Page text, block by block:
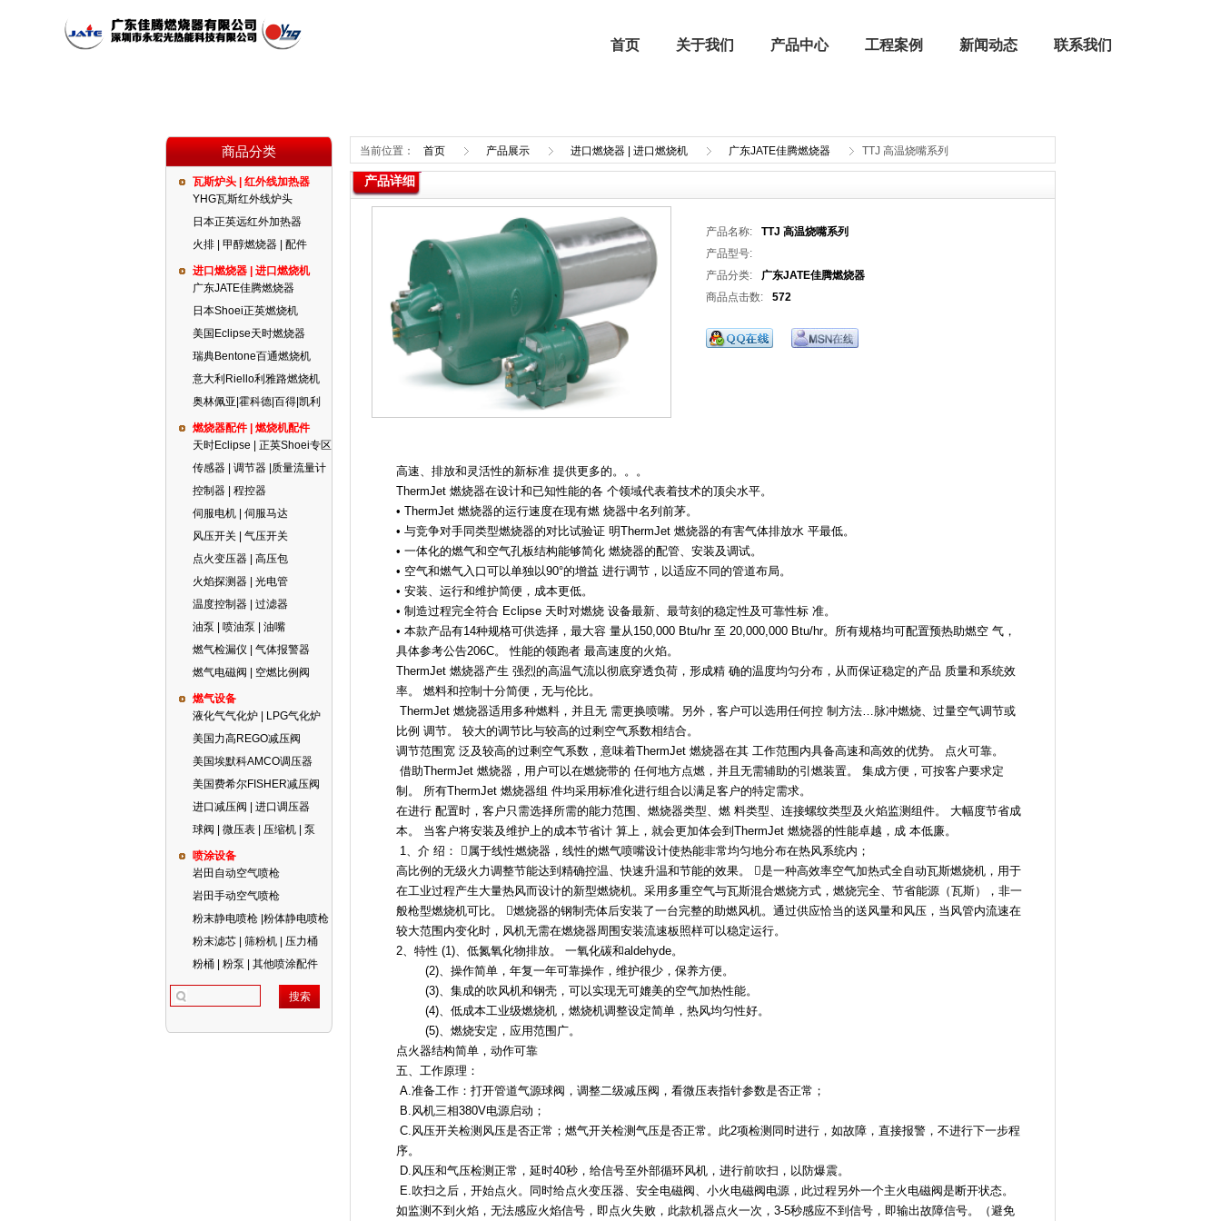
首页 关于我们
企业文化 公司荣誉
产品中心
瓦斯炉头 | 红外线加热器 进口燃烧器 | 进口燃烧机 燃烧器配件 | 燃烧机配件
喷涂设备
工程案例
强制气化器
新闻动态
行业新闻
联系我们
商品分类
瓦斯炉头 | 红外线加热器
YHG瓦斯红外线炉头
日本正英远红外加热器
火排 | 甲醇燃烧器 | 配件
进口燃烧器 | 进口燃烧机
广东JATE佳腾燃烧器
日本Shoei正英燃烧机
美国Eclipse天时燃烧器
瑞典Bentone百通燃烧机
意大利Riello利雅路燃烧机
奥林佩亚|霍科德|百得|凯利
燃烧器配件 | 燃烧机配件
天时Eclipse | 正英Shoei专区
传感器 | 调节器 |质量流量计
控制器 | 程控器
伺服电机 | 伺服马达
风压开关 | 气压开关
点火变压器 | 高压包
火焰探测器 | 光电管
温度控制器 | 过滤器
油泵 | 喷油泵 | 油嘴
燃气检漏仪 | 气体报警器
燃气电磁阀 | 空燃比例阀
燃气设备
液化气气化炉 | LPG气化炉
美国力高REGO减压阀
美国埃默科AMCO调压器
美国费希尔FISHER减压阀
进口减压阀 | 进口调压器
球阀 | 微压表 | 压缩机 | 泵
喷涂设备
岩田自动空气喷枪
岩田手动空气喷枪
粉末静电喷枪 |粉体静电喷枪
粉末滤芯 | 筛粉机 | 压力桶
粉桶 | 粉泵 | 其他喷涂配件
当前位置： 首页 产品展示 进口燃烧器 | 进口燃烧机 广东JATE佳腾燃烧器 TTJ 高温烧嘴系列
产品详细
产品名称:
TTJ 高温烧嘴系列
产品型号:
产品分类:
广东JATE佳腾燃烧器
商品点击数:
572
高速、排放和灵活性的新标准 提供更多的。。。
ThermJet 燃烧器在设计和已知性能的各 个领域代表着技术的顶尖水平。
• ThermJet 燃烧器的运行速度在现有燃 烧器中名列前茅。
• 与竞争对手同类型燃烧器的对比试验证 明ThermJet 燃烧器的有害气体排放水 平最低。
• 一体化的燃气和空气孔板结构能够简化 燃烧器的配管、安装及调试。
• 空气和燃气入口可以单独以90°的增益 进行调节，以适应不同的管道布局。
• 安装、运行和维护简便，成本更低。
• 制造过程完全符合 Eclipse 天时对燃烧 设备最新、最苛刻的稳定性及可靠性标 准。
• 本款产品有14种规格可供选择，最大容 量从150,000 Btu/hr 至 20,000,000 Btu/hr。所有规格均可配置预热助燃空 气，
具体参考公告206C。 性能的领跑者 最高速度的火焰。
ThermJet 燃烧器产生 强烈的高温气流以彻底穿透负荷，形成精 确的温度均匀分布，从而保证稳定的产品 质量和系统效
率。 燃料和控制十分简便，无与伦比。
ThermJet 燃烧器适用多种燃料，并且无 需更换喷嘴。另外，客户可以选用任何控 制方法…脉冲燃烧、过量空气调节或
比例 调节。 较大的调节比与较高的过剩空气系数相结合。
调节范围宽 泛及较高的过剩空气系数，意味着ThermJet 燃烧器在其 工作范围内具备高速和高效的优势。 点火可靠。
借助ThermJet 燃烧器，用户可以在燃烧带的 任何地方点燃，并且无需辅助的引燃装置。 集成方便，可按客户要求定
制。 所有ThermJet 燃烧器组 件均采用标准化进行组合以满足客户的特定需求。
在进行 配置时，客户只需选择所需的能力范围、燃烧器类型、燃 料类型、连接螺纹类型及火焰监测组件。 大幅度节省成
本。 当客户将安装及维护上的成本节省计 算上，就会更加体会到ThermJet 燃烧器的性能卓越，成 本低廉。
1、介 绍： 属于线性燃烧器，线性的燃气喷嘴设计使热能非常均匀地分布在热风系统内；
高比例的无级火力调整节能达到精确控温、快速升温和节能的效果。 是一种高效率空气加热式全自动瓦斯燃烧机，用于
在工业过程产生大量热风而设计的新型燃烧机。采用多重空气与瓦斯混合燃烧方式，燃烧完全、节省能源（瓦斯），非一
般枪型燃烧机可比。 燃烧器的钢制壳体后安装了一台完整的助燃风机。通过供应恰当的送风量和风压，当风管内流速在
较大范围内变化时，风机无需在燃烧器周围安装流速板照样可以稳定运行。
2、特性 (1)、低氮氧化物排放。 一氧化碳和aldehyde。
(2)、操作简单，年复一年可靠操作，维护很少，保养方便。
(3)、集成的吹风机和钢壳，可以实现无可媲美的空气加热性能。
(4)、低成本工业级燃烧机，燃烧机调整设定简单，热风均匀性好。
(5)、燃烧安定，应用范围广。
点火器结构简单，动作可靠
五、工作原理：
A.准备工作：打开管道气源球阀，调整二级减压阀，看微压表指针参数是否正常；
B.风机三相380V电源启动；
C.风压开关检测风压是否正常；燃气开关检测气压是否正常。此2项检测同时进行，如故障，直接报警，不进行下一步程
序。
D.风压和气压检测正常，延时40秒，给信号至外部循环风机，进行前吹扫，以防爆震。
E.吹扫之后，开始点火。同时给点火变压器、安全电磁阀、小火电磁阀电源，此过程另外一个主火电磁阀是断开状态。
如监测不到火焰，无法感应火焰信号，即点火失败，此款机器点火一次，3-5秒感应不到信号，即输出故障信号。（避免